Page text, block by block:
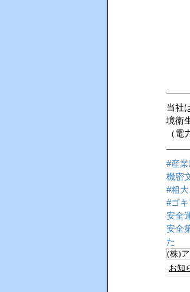
当社
境衛
（
#産
機密
#粗
#ゴ
安全
安全
た
(株)
お知